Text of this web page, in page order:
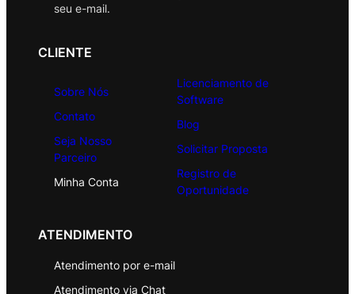
seu e-mail.
CLIENTE
Sobre Nós
Contato
Seja Nosso
Parceiro
Minha Conta
Licenciamento de
Software
Blog
Solicitar Proposta
Registro de
Oportunidade
ATENDIMENTO
Atendimento por e-mail
Atendimento via Chat